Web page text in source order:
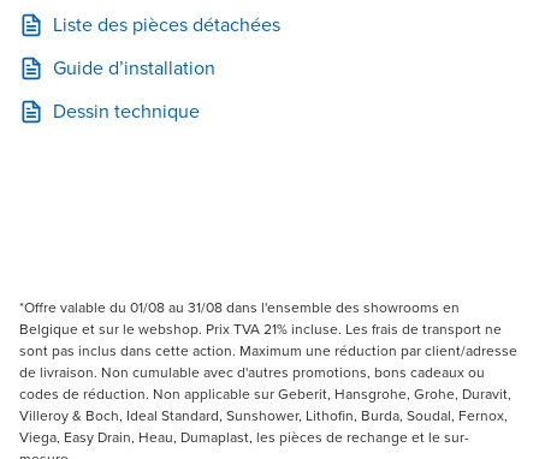
Liste des pièces détachées
Guide d’installation
Dessin technique
*Offre valable du 01/08 au 31/08 dans l'ensemble des showrooms en
Belgique et sur le webshop. Prix TVA 21% incluse. Les frais de transport ne
sont pas inclus dans cette action. Maximum une réduction par client/adresse
de livraison. Non cumulable avec d'autres promotions, bons cadeaux ou
codes de réduction. Non applicable sur Geberit, Hansgrohe, Grohe, Duravit,
Villeroy & Boch, Ideal Standard, Sunshower, Lithofin, Burda, Soudal, Fernox,
Viega, Easy Drain, Heau, Dumaplast, les pièces de rechange et le sur-